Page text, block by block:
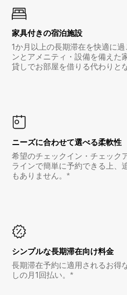
家具付き⁠の宿⁠泊⁠施⁠設
1か月以上の長期滞在を快適に
ンとアメニティ・設備を備えた
貸しでお部屋を借りる代わりと
ニーズに合わせて選べる柔軟性
希望のチェックイン・チェック
ラインで簡単に予約できる上、
もありません。*
シンプルな長期滞在向け料金
長期滞在予約に適用されるお得
しの月1回払い。*